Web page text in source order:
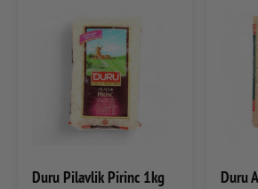
Duru Pilavlik Pirinc 1kg Duru